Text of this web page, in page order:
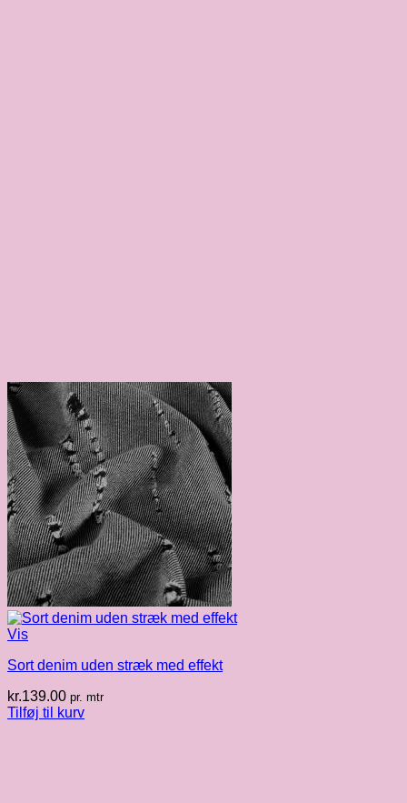
Vis
Sort denim uden stræk med effekt
kr.139.00 pr. mtr
Tilføj til kurv